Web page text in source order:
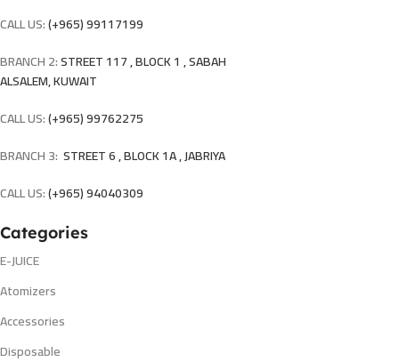
CALL US:(+965) 99117199
BRANCH 2:STREET 117 , BLOCK 1 , SABAH
ALSALEM, KUWAIT
CALL US:(+965) 99762275
BRANCH 3: STREET 6 , BLOCK 1A , JABRIYA
CALL US:(+965) 94040309
Categories
E-JUICE
Atomizers
Accessories
Disposable